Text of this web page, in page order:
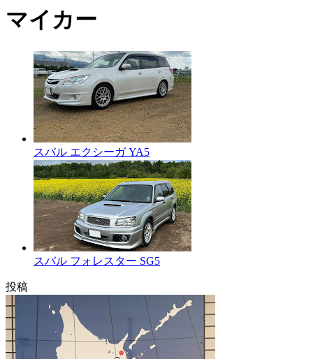
マイカー
スバル エクシーガ YA5
スバル フォレスター SG5
投稿